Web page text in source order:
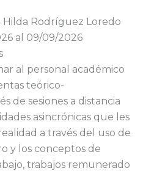
Hilda Rodríguez Loredo
al 09/09/2026
al personal académico
teórico-
de sesiones a distancia
asincrónicas que les
a través del uso de
y los conceptos de
trabajos remunerado